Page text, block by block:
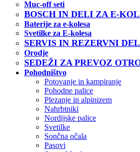
Muc-off seti
BOSCH IN DELI ZA E-
Baterije za e-kolesa
Svetilke za E-kolesa
SERVIS IN REZERVNI
Orodje
SEDEŽI ZA PREVOZ
Pohodništvo
Potovanje in kampiranje
Pohodne palice
Plezanje in alpinizem
Nahrbtniki
Nordijske palice
Svetilke
Sončna očala
Pasovi